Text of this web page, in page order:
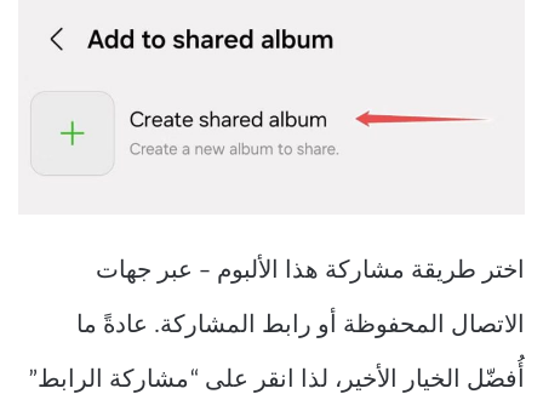
اختر طريقة مشاركة هذا الألبوم – عبر جهات
الاتصال المحفوظة أو رابط المشاركة. عادةً ما
أُفضّل الخيار الأخير، لذا انقر على “مشاركة الرابط”